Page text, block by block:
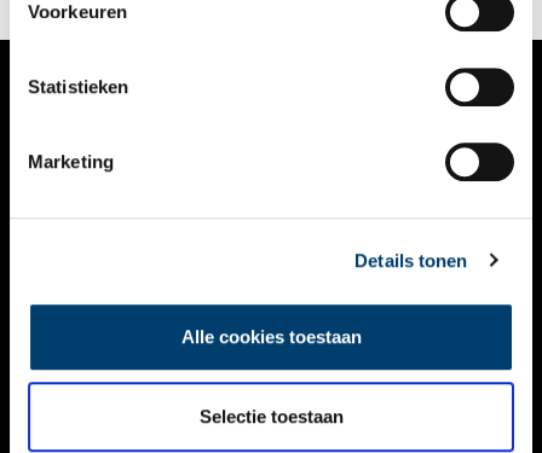
Voorkeuren
Statistieken
Marketing
Details tonen
Alle cookies toestaan
Selectie toestaan
NIEUWS
KALENDER
ACTIVITEITEN